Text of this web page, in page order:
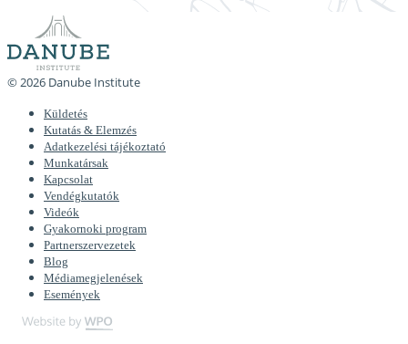
© 2026 Danube Institute
Küldetés
Kutatás & Elemzés
Adatkezelési tájékoztató
Munkatársak
Kapcsolat
Vendégkutatók
Videók
Gyakornoki program
Partnerszervezetek
Blog
Médiamegjelenések
Események